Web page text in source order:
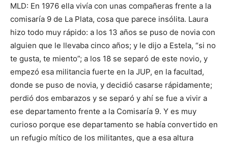
MLD: En 1976 ella vivía con unas compañeras frente a la
comisaría 9 de La Plata, cosa que parece insólita. Laura
hizo todo muy rápido: a los 13 años se puso de novia con
alguien que le llevaba cinco años; y le dijo a Estela, “si no
te gusta, te miento”; a los 18 se separó de este novio, y
empezó esa militancia fuerte en la JUP, en la facultad,
donde se puso de novia, y decidió casarse rápidamente;
perdió dos embarazos y se separó y ahí se fue a vivir a
ese departamento frente a la Comisaría 9. Y es muy
curioso porque ese departamento se había convertido en
un refugio mítico de los militantes, que a esa altura